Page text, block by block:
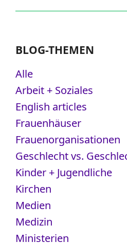
BLOG-THEMEN
Alle
Arbeit + Soziales
English articles
Frauenhäuser
Frauenorganisationen
Geschlecht vs.
Kinder + Jugendliche
Kirchen
Medien
Medizin
Ministerien